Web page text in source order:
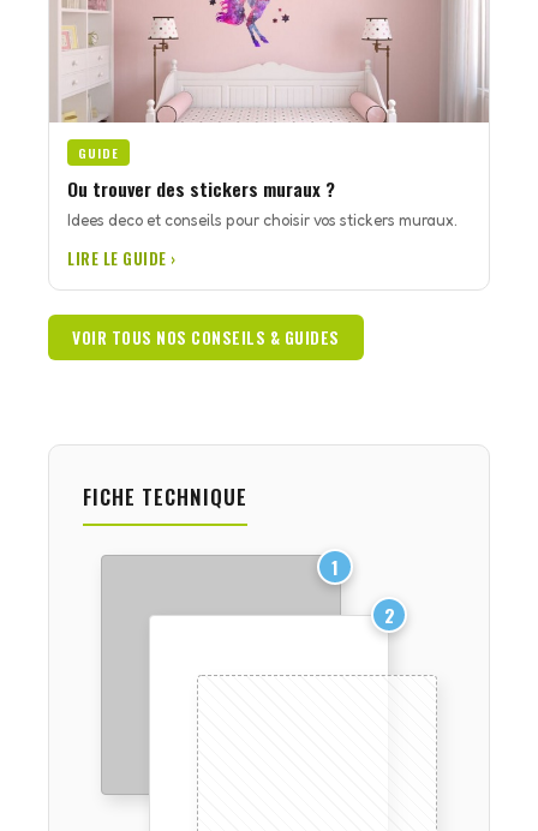
GUIDE
Ou trouver des stickers muraux ?
Idees deco et conseils pour choisir vos stickers muraux.
LIRE LE GUIDE ›
VOIR TOUS NOS CONSEILS & GUIDES
FICHE TECHNIQUE
1
2